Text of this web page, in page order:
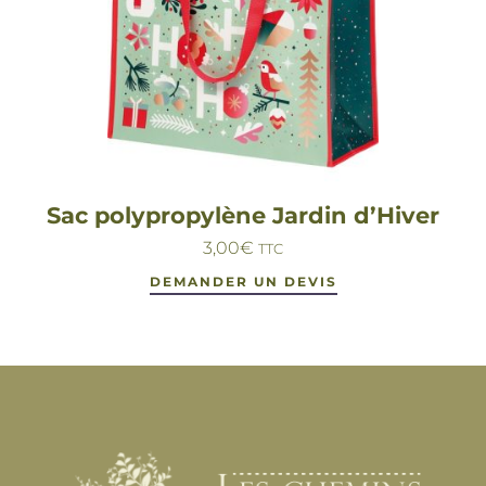
Sac polypropylène Jardin d’Hiver
3,00€ TTC
DEMANDER UN DEVIS